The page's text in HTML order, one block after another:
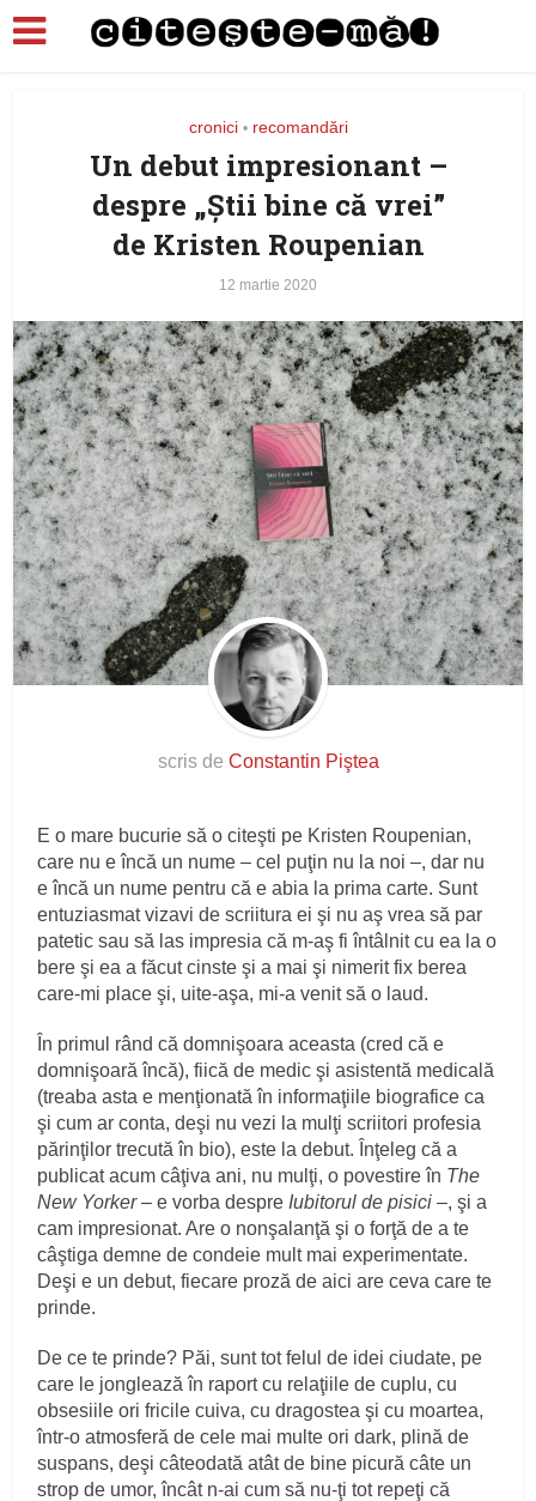
cronici • recomandări
Un debut impresionant –
despre „Ştii bine că vrei”
de Kristen Roupenian
12 martie 2020
scris de Constantin Piştea
E o mare bucurie să o citeşti pe Kristen Roupenian,
care nu e încă un nume – cel puţin nu la noi –, dar nu
e încă un nume pentru că e abia la prima carte. Sunt
entuziasmat vizavi de scriitura ei şi nu aş vrea să par
patetic sau să las impresia că m-aş fi întâlnit cu ea la o
bere şi ea a făcut cinste şi a mai şi nimerit fix berea
care-mi place şi, uite-aşa, mi-a venit să o laud.
În primul rând că domnişoara aceasta (cred că e
domnişoară încă), fiică de medic şi asistentă medicală
(treaba asta e menţionată în informaţiile biografice ca
şi cum ar conta, deşi nu vezi la mulţi scriitori profesia
părinţilor trecută în bio), este la debut. Înţeleg că a
publicat acum câţiva ani, nu mulţi, o povestire în The
New Yorker– e vorba despre Iubitorul de pisici –, şi a
cam impresionat. Are o nonşalanţă şi o forţă de a te
câştiga demne de condeie mult mai experimentate.
Deşi e un debut, fiecare proză de aici are ceva care te
prinde.
De ce te prinde? Păi, sunt tot felul de idei ciudate, pe
care le jonglează în raport cu relaţiile de cuplu, cu
obsesiile ori fricile cuiva, cu dragostea şi cu moartea,
într-o atmosferă de cele mai multe ori dark, plină de
suspans, deşi câteodată atât de bine picură câte un
strop de umor, încât n-ai cum să nu-ţi tot repeţi că